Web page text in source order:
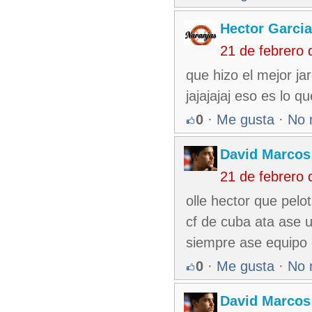
Hector Garcia
21 de febrero
que hizo el mejor
jajajajaj eso es lo
0 · Me gusta · No
David Marcos
21 de febrero
olle hector que
cf de cuba ata ase
siempre ase equipo
0 · Me gusta · No
David Marcos